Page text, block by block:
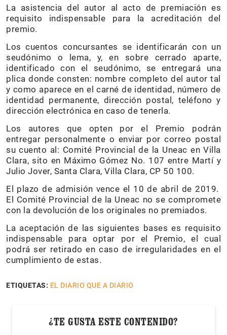
La asistencia del autor al acto de premiación es
requisito indispensable para la acreditación del
premio.
Los cuentos concursantes se identificarán con un
seudónimo o lema, y, en sobre cerrado aparte,
identificado con el seudónimo, se entregará una
plica donde consten: nombre completo del autor tal
y como aparece en el carné de identidad, número de
identidad permanente, dirección postal, teléfono y
dirección electrónica en caso de tenerla.
Los autores que opten por el Premio podrán
entregar personalmente o enviar por correo postal
su cuento al: Comité Provincial de la Uneac en Villa
Clara, sito en Máximo Gómez No. 107 entre Martí y
Julio Jover, Santa Clara, Villa Clara, CP 50 100.
El plazo de admisión vence el 10 de abril de 2019.
El Comité Provincial de la Uneac no se compromete
con la devolución de los originales no premiados.
La aceptación de las siguientes bases es requisito
indispensable para optar por el Premio, el cual
podrá ser retirado en caso de irregularidades en el
cumplimiento de estas.
ETIQUETAS: EL DIARIO QUE A DIARIO
¿TE GUSTA ESTE CONTENIDO?